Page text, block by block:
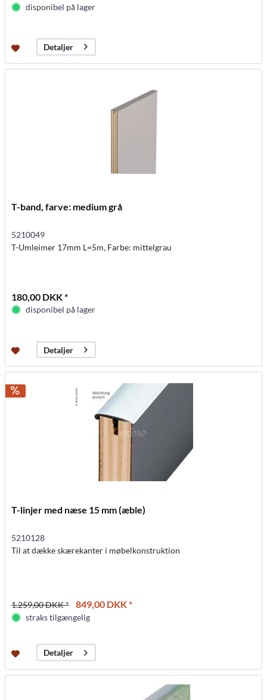
disponibel på lager
Detaljer
T-band, farve: medium grå
5210049
T-Umleimer 17mm L=5m, Farbe: mittelgrau
180,00 DKK *
disponibel på lager
Detaljer
T-linjer med næse 15 mm (æble)
5210128
Til at dække skærekanter i møbelkonstruktion
1.259,00 DKK * 849,00 DKK *
straks tilgængelig
Detaljer